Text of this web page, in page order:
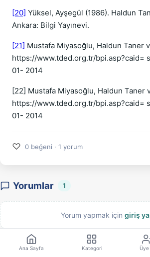
[20] Yüksel, Ayşegül (1986). Haldun
Ankara: Bilgi Yayınevi.
[21] Mustafa Miyasoğlu, Haldun Taner
https://www.tded.org.tr/bpi.asp?caid=
01- 2014
[22] Mustafa Miyasoğlu, Haldun Taner
https://www.tded.org.tr/bpi.asp?caid=
01- 2014
♡ 0 beğeni · 1 yorum
Yorumlar 1
Yorum yapmak için giriş
Esa Resmi Hesap07.04.2022 05:59
Ana Sayfa Kategori Üye